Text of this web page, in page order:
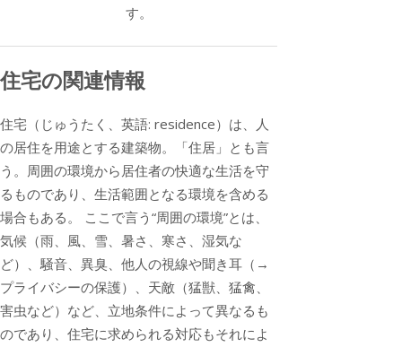
す。
住宅の関連情報
住宅（じゅうたく、英語: residence）は、人
の居住を用途とする建築物。「住居」とも言
う。周囲の環境から居住者の快適な生活を守
るものであり、生活範囲となる環境を含める
場合もある。 ここで言う“周囲の環境”とは、
気候（雨、風、雪、暑さ、寒さ、湿気な
ど）、騒音、異臭、他人の視線や聞き耳（→
プライバシーの保護）、天敵（猛獣、猛禽、
害虫など）など、立地条件によって異なるも
のであり、住宅に求められる対応もそれによ